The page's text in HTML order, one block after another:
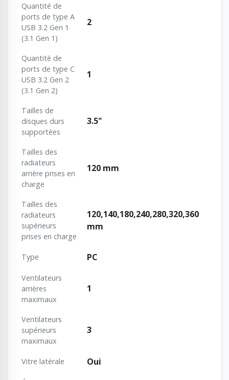
Quantité de
ports de type A
USB 3.2 Gen 1
(3.1 Gen 1)
2
Quantité de
ports de type C
USB 3.2 Gen 2
(3.1 Gen 2)
1
Tailles de
disques durs
supportées
3.5"
Tailles des
radiateurs
arrière prises en
charge
120 mm
Tailles des
radiateurs
supérieurs
prises en charge
120,140,180,240,280,320,360
mm
Type PC
Ventilateurs
arrières
maximaux
1
Ventilateurs
supérieurs
maximaux
3
Vitre latérale Oui